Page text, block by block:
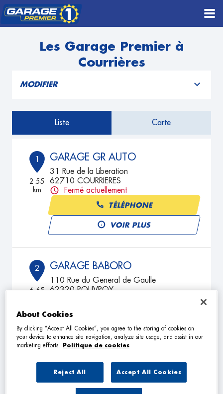
Les Garage Premier à
Courrières
MODIFIER
Liste Carte
1
2.55
km
GARAGE GR AUTO
31 Rue de la Liberation
62710 COURRIERES
Fermé actuellement
TÉLÉPHONE
VOIR PLUS
2
6.65
GARAGE BABORO
110 Rue du General de Gaulle
62320 ROUVROY
VOIR PLUS
RAPID REPAIR CAR - RRC
6 Chemin de la Ventelle
About Cookies
By clicking “Accept All Cookies”, you agree to the storing of cookies on
your device to enhance site navigation, analyze site usage, and assist in our
marketing efforts.
Politique de cookies
Reject All Accept All Cookies